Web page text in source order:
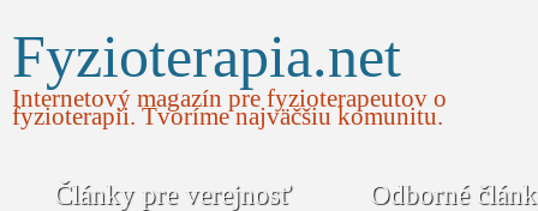
Fyzioterapia.net
Internetový magazín pre fyzioterapeutov o
fyzioterapii. Tvoríme najväčšiu komunitu.
Články pre verejnosť Odborné